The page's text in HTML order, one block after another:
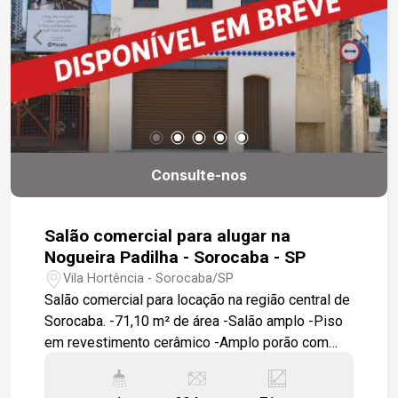
Consulte-nos
Salão comercial para alugar na
Nogueira Padilha - Sorocaba - SP
Vila Hortência - Sorocaba/SP
Salão comercial para locação na região central de
Sorocaba. -71,10 m² de área -Salão amplo -Piso
em revestimento cerâmico -Amplo porão com
acesso ao Centro de Sorocaba -Fácil acesso à